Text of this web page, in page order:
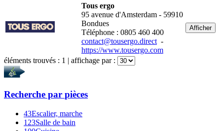
Tous ergo
95 avenue d'Amsterdam - 59910
Bondues
Téléphone : 0805 460 400
contact@tousergo.direct -
https://www.tousergo.com
Afficher
éléments trouvés : 1 | affichage par :
Recherche par pièces
43Escalier, marche
123Salle de bain